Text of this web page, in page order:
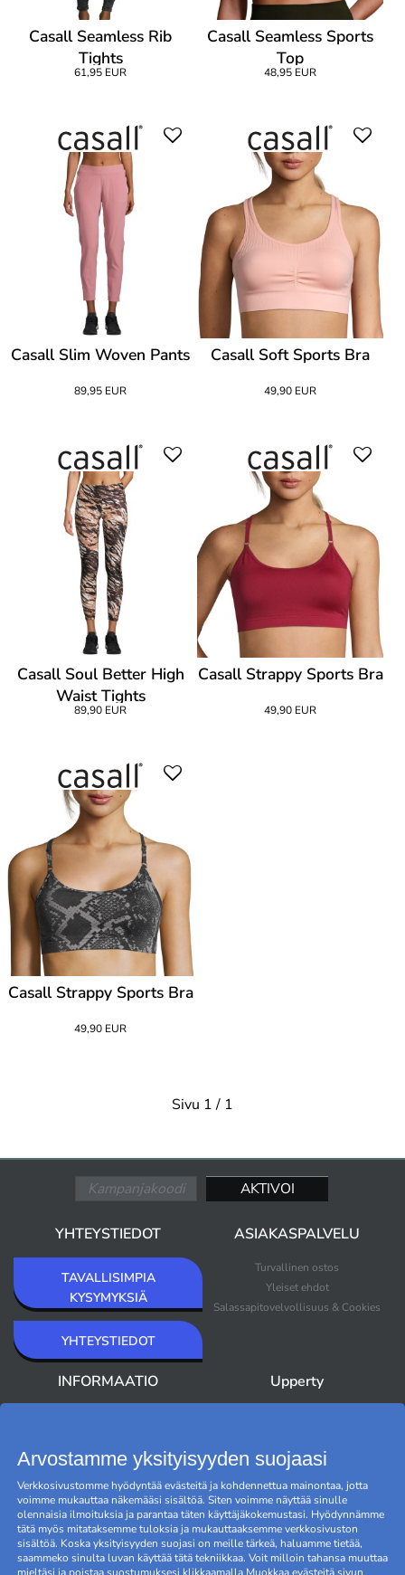
Casall Seamless Rib
Tights
61,95 EUR
Casall Seamless Sports
Top
48,95 EUR
Casall Slim Woven Pants
89,95 EUR
Casall Soft Sports Bra
49,90 EUR
Casall Soul Better High
Waist Tights
89,90 EUR
Casall Strappy Sports Bra
49,90 EUR
Casall Strappy Sports Bra
49,90 EUR
Sivu 1 / 1
YHTEYSTIEDOT
TAVALLISIMPIA
KYSYMYKSIÄ
YHTEYSTIEDOT
ASIAKASPALVELU
Turvallinen ostos
Yleiset ehdot
Salassapitovelvollisuus & Cookies
INFORMAATIO Upperty
Outlet
Tuotemerkit
Black Friday
Evästeiden hallinta
Arvostamme yksityisyyden suojaasi
Verkkosivustomme hyödyntää evästeitä ja kohdennettua mainontaa, jotta
voimme mukauttaa näkemääsi sisältöä. Siten voimme näyttää sinulle
olennaisia ilmoituksia ja parantaa täten käyttäjäkokemustasi. Hyödynnämme
tätä myös mitataksemme tuloksia ja mukauttaaksemme verkkosivuston
sisältöä. Koska yksityisyyden suojasi on meille tärkeä, haluamme tietää,
saammeko sinulta luvan käyttää tätä tekniikkaa. Voit milloin tahansa muuttaa